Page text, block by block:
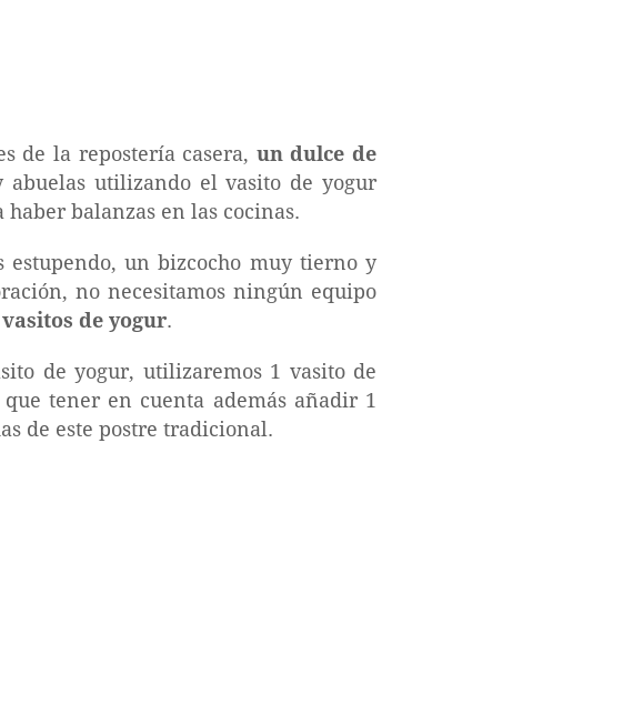
de la repostería casera, un dulce de
abuelas utilizando el vasito de yogur
balanzas en las cocinas.
un bizcocho muy tierno y
no necesitamos ningún equipo
de yogur.
de yogur, utilizaremos 1 vasito de
tener en cuenta además añadir 1
de este postre tradicional.